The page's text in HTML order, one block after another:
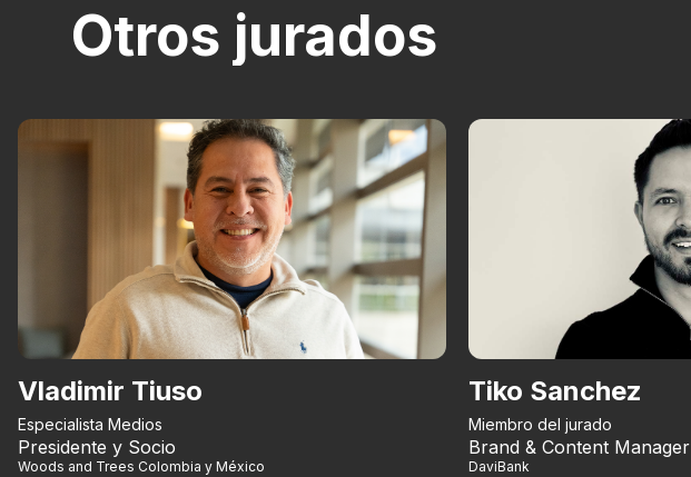
Otros jurados
Vladimir Tiuso
Especialista Medios
Presidente y Socio
Woods and Trees Colombia y México
Tiko Sanchez
Miembro del jurado
Brand & Content Manager
DaviBank